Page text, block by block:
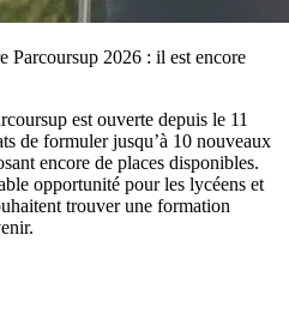
Parcoursup 2026 : il est encore
est ouverte depuis le 11
de formuler jusqu’à 10 nouveaux
encore de places disponibles.
opportunité pour les lycéens et
trouver une formation